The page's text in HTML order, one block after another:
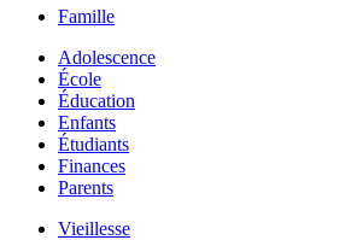
Famille
Adolescence
École
Éducation
Enfants
Étudiants
Finances
Parents
Vieillesse